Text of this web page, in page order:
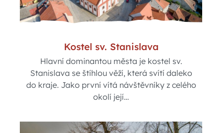
Kostel sv. Stanislava
Hlavní dominantou města je kostel sv.
Stanislava se štíhlou věží, která svítí daleko
do kraje. Jako první vítá návštěvníky z celého
okolí její…